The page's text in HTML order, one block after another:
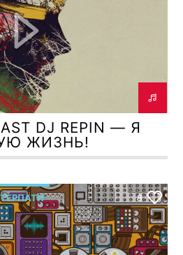
DJ REPIN — Я
ЖИЗНЬ!
8